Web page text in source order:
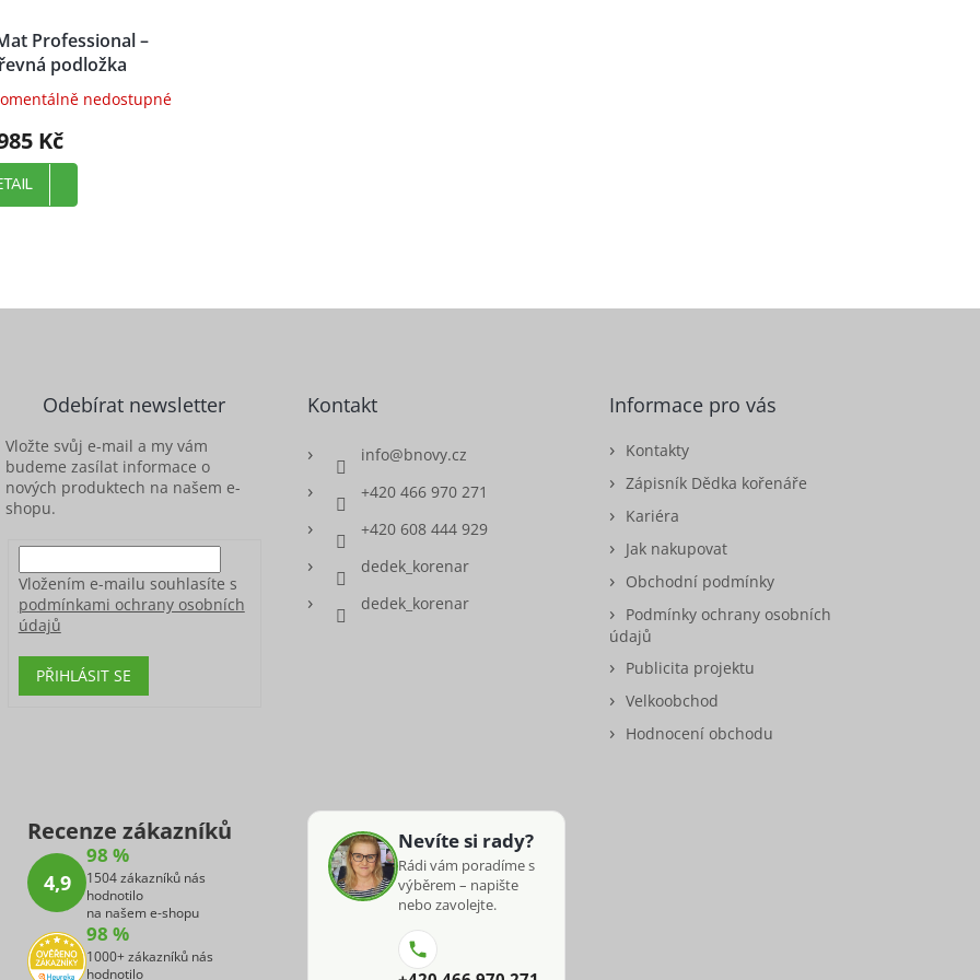
Professional –
podložka
nedostupné
Kč
Odebírat newsletter
Vložte svůj e-mail a my vám
budeme zasílat informace o
nových produktech na našem e-
shopu.
Vložením e-mailu souhlasíte s
podmínkami ochrany osobních
údajů
PŘIHLÁSIT SE
Kontakt
info@bnovy.cz
+420 466 970 271
+420 608 444 929
dedek_korenar
dedek_korenar
Informace pro vás
Kontakty
Zápisník Dědka kořenáře
Kariéra
Jak nakupovat
Obchodní podmínky
Podmínky ochrany osobních
údajů
Publicita projektu
Velkoobchod
Hodnocení obchodu
Recenze zákazníků
4,9
98 %
1504 zákazníků nás
hodnotilo
na našem e-shopu
98 %
1000+ zákazníků nás
hodnotilo
Nevíte si rady?
Rádi vám poradíme s
výběrem – napište
nebo zavolejte.